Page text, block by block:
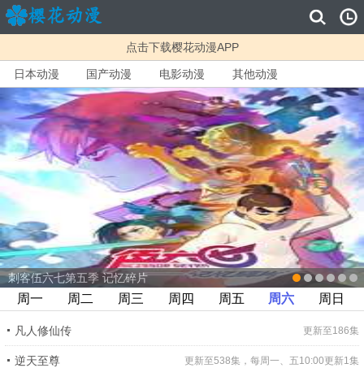
点击下载樱花动漫APP
日本动漫 国产动漫 电影动漫 其他动漫
刺客伍六七第五季 记忆碎片
周一 周二 周三 周四 周五 周六 周日
更新至186集
凡人修仙传
更新至538集，每周一、五10:00更新1集
逆天至尊